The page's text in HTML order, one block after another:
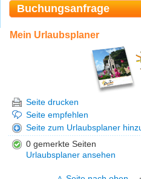
Buchungsanfrage
Mein Urlaubsplaner
Seite drucken
Seite empfehlen
Seite zum Urlaubsplaner
0 gemerkte Seiten
Urlaubsplaner ansehen